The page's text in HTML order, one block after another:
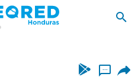
...